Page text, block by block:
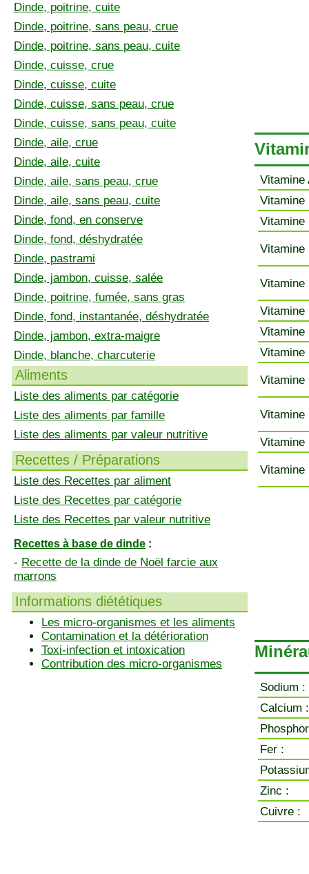
Dinde, poitrine, cuite
Dinde, poitrine, sans peau, crue
Dinde, poitrine, sans peau, cuite
Dinde, cuisse, crue
Dinde, cuisse, cuite
Dinde, cuisse, sans peau, crue
Dinde, cuisse, sans peau, cuite
Dinde, aile, crue
Dinde, aile, cuite
Dinde, aile, sans peau, crue
Dinde, aile, sans peau, cuite
Dinde, fond, en conserve
Dinde, fond, déshydratée
Dinde, pastrami
Dinde, jambon, cuisse, salée
Dinde, poitrine, fumée, sans gras
Dinde, fond, instantanée, déshydratée
Dinde, jambon, extra-maigre
Dinde, blanche, charcuterie
Aliments
Liste des aliments par catégorie
Liste des aliments par famille
Liste des aliments par valeur nutritive
Recettes / Préparations
Liste des Recettes par aliment
Liste des Recettes par catégorie
Liste des Recettes par valeur nutritive
Recettes à base de dinde :
- Recette de la dinde de Noël farcie aux
marrons
Informations diététiques
Les micro-organismes et les aliments
Contamination et la détérioration
Toxi-infection et intoxication
Contribution des micro-organismes
Vitamine
Vitamine
Vitamine
Vitamine
Vitamine
Vitamine
Vitamine
Vitamine
Vitamine
Vitamine
Vitamine
Vitamine
Sodium :
Calcium :
Fer :
Zinc :
Cuivre :